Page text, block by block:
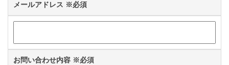
メールアドレス ※必須
お問い合わせ内容 ※必須